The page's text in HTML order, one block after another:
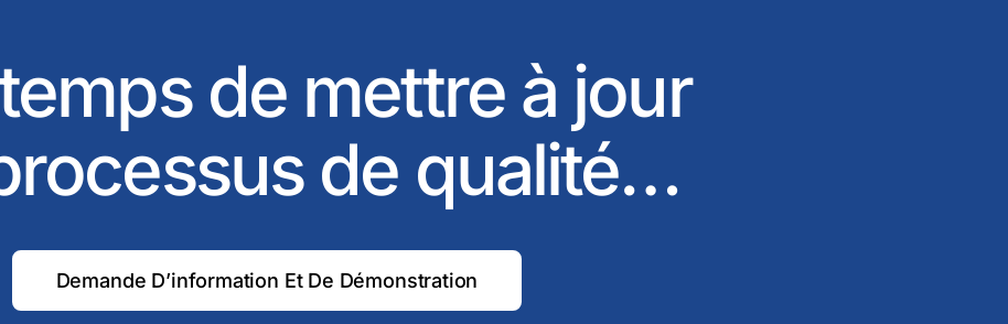
de mettre à jour
de qualité…
Demande D’information Et De Démonstration